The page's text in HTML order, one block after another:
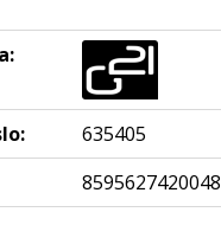
635405
8595627420048